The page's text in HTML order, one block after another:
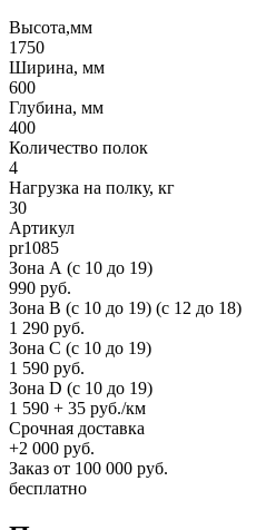
Высота,мм
1750
Ширина, мм
600
Глубина, мм
400
Количество полок
4
Нагрузка на полку, кг
30
Артикул
pr1085
Зона А (c 10 до 19)
990 руб.
Зона B (c 10 до 19) (c 12 до 18)
1 290 руб.
Зона C (c 10 до 19)
1 590 руб.
Зона D (c 10 до 19)
1 590 + 35 руб./км
Срочная доставка
+2 000 руб.
Заказ от 100 000 руб.
бесплатно